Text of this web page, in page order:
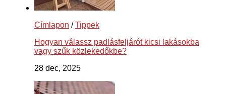
Címlapon /Tippek
Hogyan válassz padlásfeljárót kicsi lakásokba
vagy szűk közlekedőkbe?
28 dec, 2025